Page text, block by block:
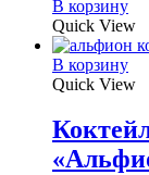
В корзину
Quick View
В корзину
Quick View